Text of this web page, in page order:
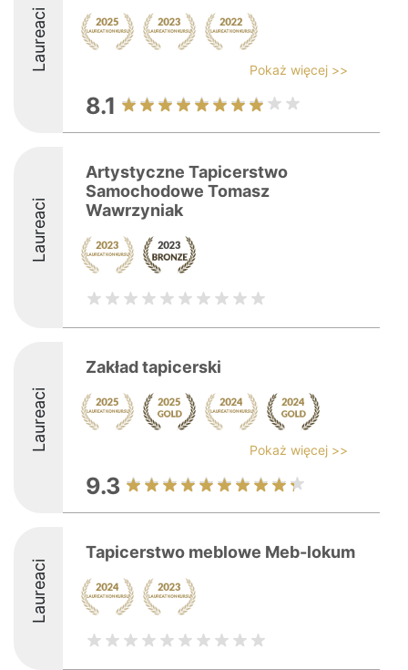
Laureaci Pokaż więcej >>
8.1
Laureaci
Artystyczne Tapicerstwo
Samochodowe Tomasz
Wawrzyniak
Laureaci
Zakład tapicerski
Pokaż więcej >>
9.3
Laureaci
Tapicerstwo meblowe Meb-lokum